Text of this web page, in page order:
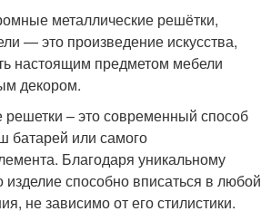
металлические решётки,
— это произведение искусства,
настоящим предметом мебели
декором.
– это современный способ
батарей или самого
Благодаря уникальному
способно вписаться в любой
не зависимо от его стилистики.